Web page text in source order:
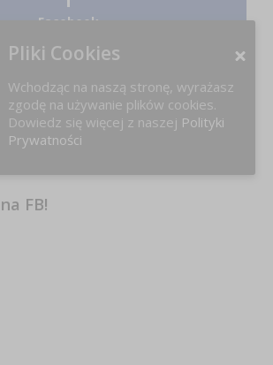
Facebook
LinkedIn
Instagram
FB!
Pliki Cookies
Wchodząc na naszą stronę, wyrażasz
zgodę na używanie plików cookies.
Dowiedz się więcej z naszej Polityki
Prywatności